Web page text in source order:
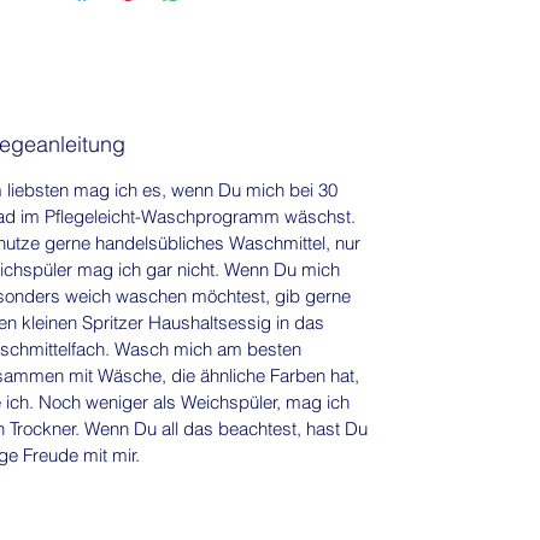
liebsten mag ich es, wenn Du mich bei 30
im Pflegeleicht-Waschprogramm wäschst.
gerne handelsübliches Waschmittel, nur
mag ich gar nicht. Wenn Du mich
weich waschen möchtest, gib gerne
kleinen Spritzer Haushaltsessig in das
Wasch mich am besten
mit Wäsche, die ähnliche Farben hat,
ich. Noch weniger als Weichspüler, mag ich
Trockner. Wenn Du all das beachtest, hast Du
Freude mit mir.